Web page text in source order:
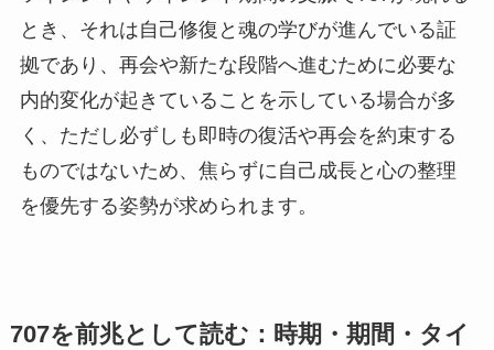
とき、それは自己修復と魂の学びが進んでいる証
拠であり、再会や新たな段階へ進むために必要な
内的変化が起きていることを示している場合が多
く、ただし必ずしも即時の復活や再会を約束する
ものではないため、焦らずに自己成長と心の整理
を優先する姿勢が求められます。
707を前兆として読む：時期・期間・タイ